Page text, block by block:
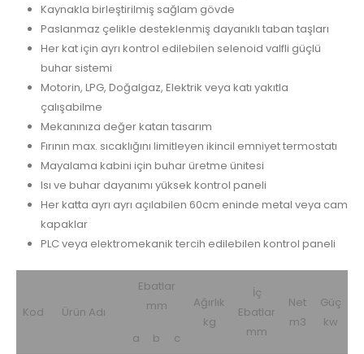
Kaynakla birleştirilmiş sağlam gövde
Paslanmaz çelikle desteklenmiş dayanıklı taban taşları
Her kat için ayrı kontrol edilebilen selenoid valfli güçlü
buhar sistemi
Motorin, LPG, Doğalgaz, Elektrik veya katı yakıtla
çalışabilme
Mekanınıza değer katan tasarım
Fırının max. sıcaklığını limitleyen ikincil emniyet termostatı
Mayalama kabini için buhar üretme ünitesi
Isı ve buhar dayanımı yüksek kontrol paneli
Her katta ayrı ayrı açılabilen 60cm eninde metal veya cam
kapaklar
PLC veya elektromekanik tercih edilebilen kontrol paneli
Kod Ürün Adı
Ebatlar
mm
Ağırlık
kg
İç
Ebatlar
mm
Net
m3
Güç
kw
a
b c